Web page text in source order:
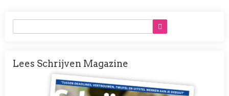
Lees Schrijven Magazine
Afbeelding